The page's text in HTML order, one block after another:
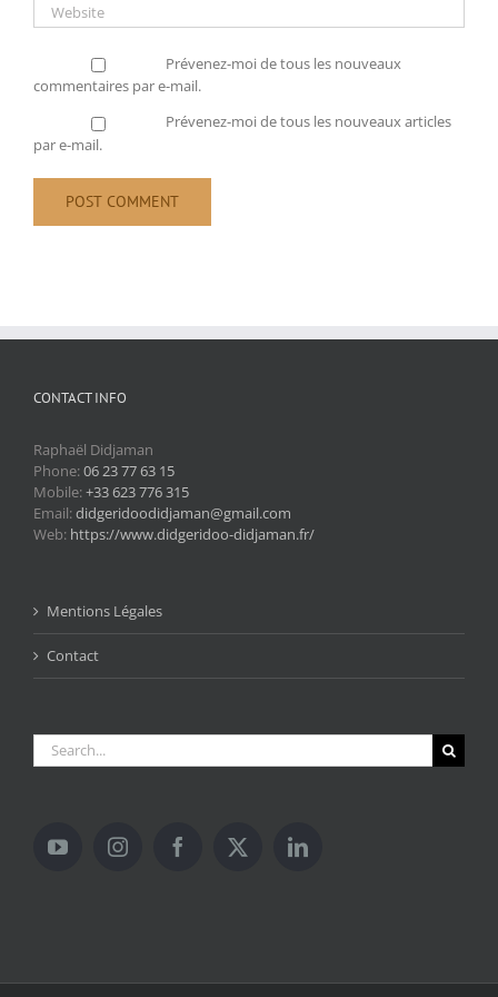
Prévenez-moi de tous les nouveaux
commentaires par e-mail.
Prévenez-moi de tous les nouveaux articles
par e-mail.
CONTACT INFO
Raphaël Didjaman
Phone:06 23 77 63 15
Mobile:+33 623 776 315
Email:didgeridoodidjaman@gmail.com
Web: https://www.didgeridoo-didjaman.fr/
Mentions Légales
Contact
Search
for: